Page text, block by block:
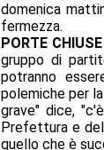
domenica
fermezza.
PORTE
gruppo di
potranno
polemiche per
grave" dice,
Prefettura e
quello che è